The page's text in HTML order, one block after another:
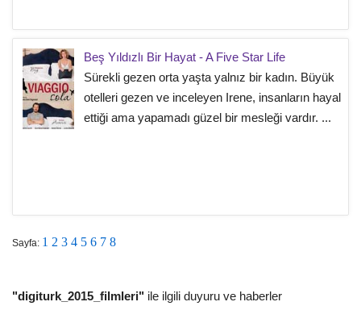
Beş Yıldızlı Bir Hayat - A Five Star Life
Sürekli gezen orta yaşta yalnız bir kadın. Büyük
otelleri gezen ve inceleyen Irene, insanların hayal
ettiği ama yapamadı güzel bir mesleği vardır. ...
Sayfa: 1 2 3 4 5 6 7 8
"digiturk_2015_filmleri" ile ilgili duyuru ve haberler